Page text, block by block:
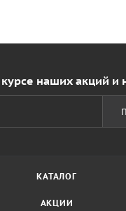
курсе наших акций и
КАТАЛОГ
АКЦИИ